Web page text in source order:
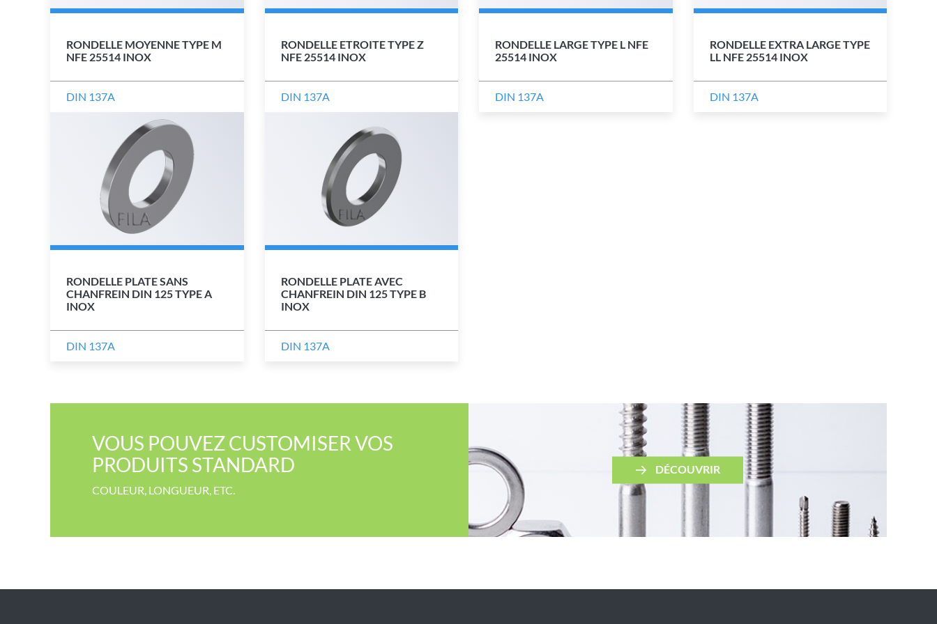
RONDELLE MOYENNE TYPE M
NFE 25514 INOX
DIN 137A
RONDELLE ETROITE TYPE Z
NFE 25514 INOX
DIN 137A
RONDELLE LARGE TYPE L NFE
25514 INOX
DIN 137A
RONDELLE EXTRA LARGE TYPE
LL NFE 25514 INOX
DIN 137A
RONDELLE PLATE SANS
CHANFREIN DIN 125 TYPE A
INOX
DIN 137A
RONDELLE PLATE AVEC
CHANFREIN DIN 125 TYPE B
INOX
DIN 137A
VOUS POUVEZ CUSTOMISER​ VOS
PRODUITS STANDARD
COULEUR​, LONGUEUR, ETC.
DÉCOUVRIR